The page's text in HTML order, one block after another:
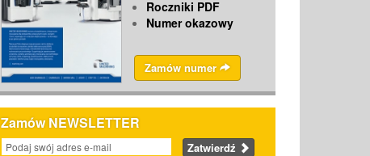
Roczniki PDF
Numer okazowy
Zamów numer
Zamów NEWSLETTER
Zatwierdź